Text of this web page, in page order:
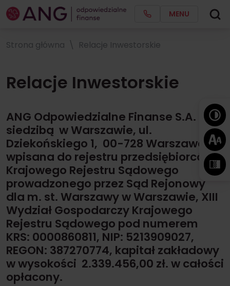
MENU
Strona główna Relacje Inwestorskie
Relacje Inwestorskie
ANG Odpowiedzialne Finanse S.A. z
siedzibą w Warszawie, ul.
Dziekońskiego 1, 00-728 Warszawa,
wpisana do rejestru przedsiębiorców
Krajowego Rejestru Sądowego
prowadzonego przez Sąd Rejonowy
dla m. st. Warszawy w Warszawie, XIII
Wydział Gospodarczy Krajowego
Rejestru Sądowego pod numerem
KRS: 0000860811, NIP: 5213909027,
REGON: 387270774, kapitał zakładowy
w wysokości 2.339.456,00 zł. w całości
opłacony.